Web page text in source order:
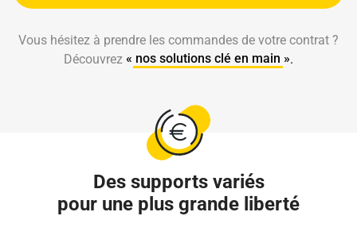
Vous hésitez à prendre les commandes de votre contrat ?
Découvrez « nos solutions clé en main ».
Des supports variés
pour une plus grande liberté